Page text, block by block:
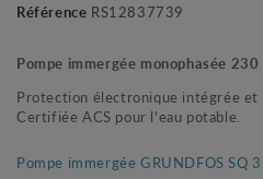
Référence RS12837739
Pompe immergée monophasée
Protection électronique intégrée et
Certifiée ACS pour l'eau potable.
Pompe immergée GRUNDFOS SQ